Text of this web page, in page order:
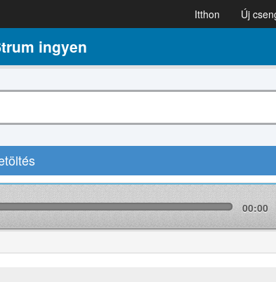
Itthon Új
ingyen
00:00